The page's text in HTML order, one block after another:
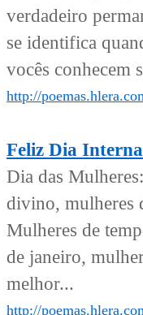
verdadeiro
se identifica
vocês conhecem
http://
Feliz Dia
Dia das
divino, mulheres
Mulheres de
de janeiro,
melhor...
http://